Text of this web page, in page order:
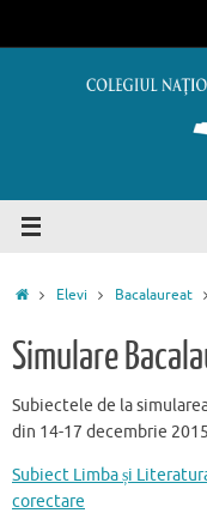
PrimaElevi Bacalaureat
Simulare
Subiectele de la
din 14-17 decembrie 2015
Subiect Limba și
corectare